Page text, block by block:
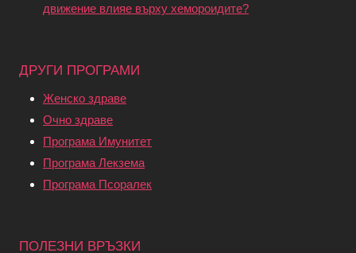
движение влияе върху хемороидите?
ДРУГИ ПРОГРАМИ
Женско здраве
Очно здраве
Програма Имунитет
Програма Лекзема
Програма Псоралек
ПОЛЕЗНИ ВРЪЗКИ